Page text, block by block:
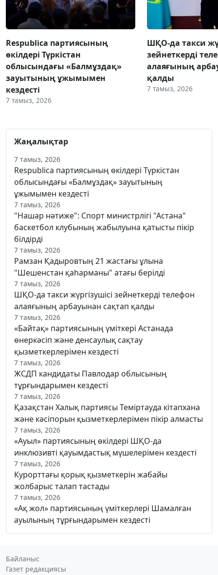
Respublica партиясының
өкілдері Түркістан
облысындағы «Балмұздақ»
зауытының ұжымымен
кездесті
7 тамыз, 2026
ШҚО-да такси
зейнеткерді
алаяғының
қалды
7 тамыз, 2026
Жаңалықтар
7 тамыз, 2026
Respublica партиясының өкілдері Түркістан
облысындағы «Балмұздақ» зауытының
ұжымымен кездесті
7 тамыз, 2026
"Нашар нәтиже": Спорт министрлігі "Астана"
баскетбол клубының жабылуына қатысты пікір
білдірді
7 тамыз, 2026
Рамзан Қадыровтың 21 жастағы ұлына
"Шешенстан қаһарманы" атағы берілді
7 тамыз, 2026
ШҚО-да такси жүргізушісі зейнеткерді телефон
алаяғының арбауынан сақтап қалды
7 тамыз, 2026
«Байтақ» партиясының үміткері Астанада
өнеркәсіп және денсаулық сақтау
қызметкерлерімен кездесті
7 тамыз, 2026
ЖСДП кандидаты Павлодар облысының
тұрғындарымен кездесті
7 тамыз, 2026
Қазақстан Халық партиясы Теміртауда кітапхана
және кәсіпорын қызметкерлерімен пікір алмасты
7 тамыз, 2026
«Ауыл» партиясының өкілдері ШҚО-да
инклюзивті қауымдастық мүшелерімен кездесті
7 тамыз, 2026
Курорттағы қорық қызметкерін жабайы
жолбарыс талап тастады
7 тамыз, 2026
«Ақ жол» партиясының үміткерлері Шамалған
ауылының тұрғындарымен кездесті
Байланыс
Газет редакциясы